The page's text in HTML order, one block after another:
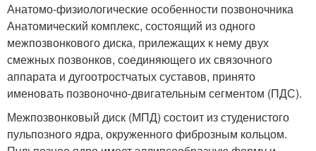
Анатомо-физиологические особенности позвоночника
Анатомический комплекс, состоящий из одного
межпозвонкового диска, прилежащих к нему двух
смежных позвонков, соединяющего их связочного
аппарата и дугоотростчатых суставов, принято
именовать позвоночно-двигательным сегментом (ПДС).
Межпозвонковый диск (МПД) состоит из студенистого
пульпозного ядра, окруженного фиброзным кольцом.